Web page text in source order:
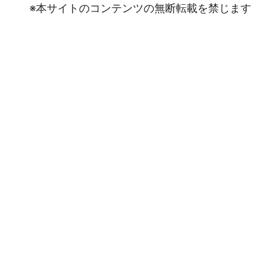
※本サイトのコンテンツの無断転載を禁じます